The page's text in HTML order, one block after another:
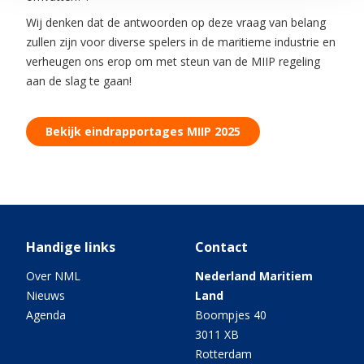
Wij denken dat de antwoorden op deze vraag van belang
zullen zijn voor diverse spelers in de maritieme industrie en
verheugen ons erop om met steun van de MIIP regeling
aan de slag te gaan!
Bekijk eindrapportages MIIP 2025
Handige links
Over NML
Nieuws
Agenda
Contact
Nederland Maritiem
Land
Boompjes 40
3011 XB
Rotterdam